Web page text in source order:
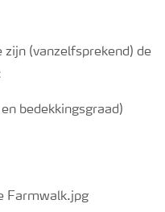
zijn (vanzelfsprekend) de
bedekkingsgraad)